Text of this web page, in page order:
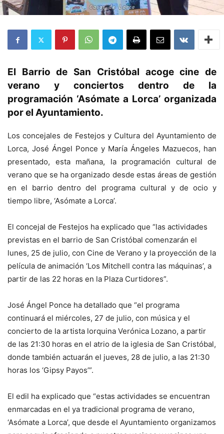
El Barrio de San Cristóbal acoge cine de
verano y conciertos dentro de la
programación ‘Asómate a Lorca’ organizada
por el Ayuntamiento.
Los concejales de Festejos y Cultura del Ayuntamiento de
Lorca, José Ángel Ponce y María Ángeles Mazuecos, han
presentado, esta mañana, la programación cultural de
verano que se ha organizado desde estas áreas de gestión
en el barrio dentro del programa cultural y de ocio y
tiempo libre, ‘Asómate a Lorca’.
El concejal de Festejos ha explicado que “las actividades
previstas en el barrio de San Cristóbal comenzarán el
lunes, 25 de julio, con Cine de Verano y la proyección de la
película de animación ‘Los Mitchell contra las máquinas’, a
partir de las 22 horas en la Plaza Curtidores”.
José Ángel Ponce ha detallado que “el programa
continuará el miércoles, 27 de julio, con música y el
concierto de la artista lorquina Verónica Lozano, a partir
de las 21:30 horas en el atrio de la iglesia de San Cristóbal,
donde también actuarán el jueves, 28 de julio, a las 21:30
horas los ‘Gipsy Payos’”.
El edil ha explicado que “estas actividades se encuentran
enmarcadas en el ya tradicional programa de verano,
‘Asómate a Lorca’, que desde el Ayuntamiento organizamos